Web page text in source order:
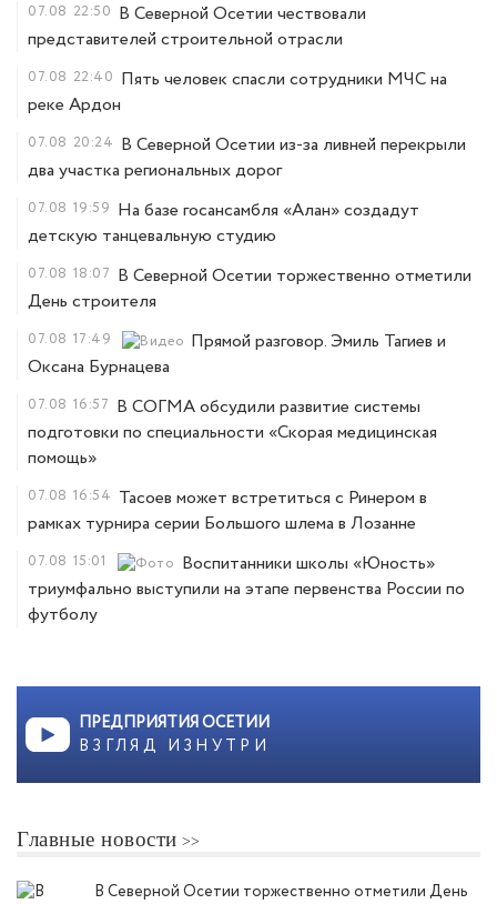
07.08 22:50 В Северной Осетии чествовали
представителей строительной отрасли
07.08 22:40 Пять человек спасли сотрудники МЧС на
реке Ардон
07.08 20:24 В Северной Осетии из-за ливней перекрыли
два участка региональных дорог
07.08 19:59 На базе госансамбля «Алан» создадут
детскую танцевальную студию
07.08 18:07 В Северной Осетии торжественно отметили
День строителя
07.08 17:49
Прямой разговор. Эмиль Тагиев и
Оксана Бурнацева
07.08 16:57 В СОГМА обсудили развитие системы
подготовки по специальности «Скорая медицинская
помощь»
07.08 16:54 Тасоев может встретиться с Ринером в
рамках турнира серии Большого шлема в Лозанне
07.08 15:01
Воспитанники школы «Юность»
триумфально выступили на этапе первенства России по
футболу
ПРЕДПРИЯТИЯ ОСЕТИИ
ВЗГЛЯД ИЗНУТРИ
Главные новости
В Северной Осетии торжественно отметили День